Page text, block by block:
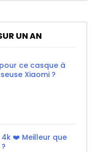
UN AN
ce casque à
Xiaomi ?
4k ❤️ Meilleur que